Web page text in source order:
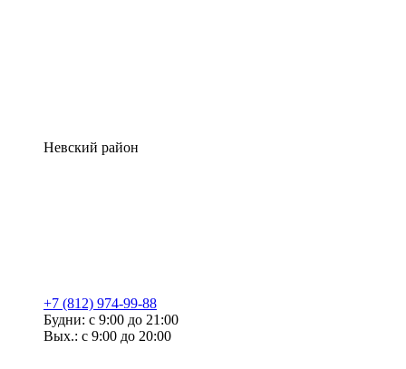
Невский район
+7 (812) 974-99-88
Будни: с 9:00 до 21:00
Вых.: с 9:00 до 20:00